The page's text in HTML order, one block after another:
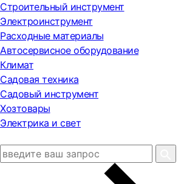
Строительный инструмент
Электроинструмент
Расходные материалы
Автосервисное оборудование
Климат
Садовая техника
Садовый инструмент
Хозтовары
Электрика и свет